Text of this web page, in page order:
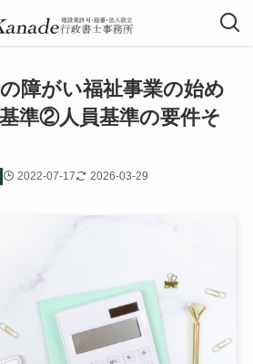
障がい福祉事業の始め
準②人員基準の要件そ
2022-07-17 2026-03-29